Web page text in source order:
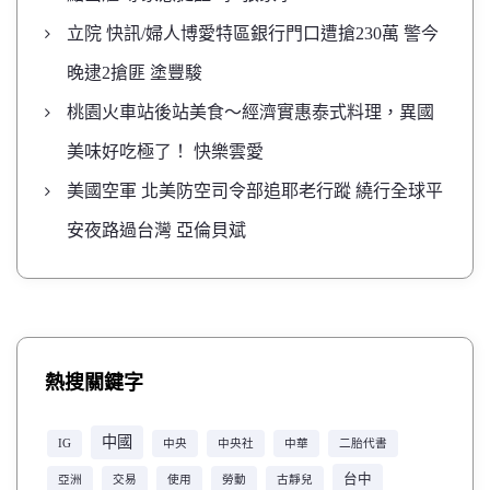
立院 快訊/婦人博愛特區銀行門口遭搶230萬 警今
晚逮2搶匪 塗豐駿
桃園火車站後站美食～經濟實惠泰式料理，異國
美味好吃極了！ 快樂雲愛
美國空軍 北美防空司令部追耶老行蹤 繞行全球平
安夜路過台灣 亞倫貝斌
熱搜關鍵字
IG 中國 中央 中央社 中華 二胎代書
亞洲 交易 使用 勞動 古靜兒 台中